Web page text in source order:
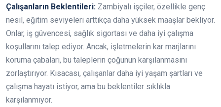
Çalışanların Beklentileri: Zambiyalı işçiler, özellikle genç
nesil, eğitim seviyeleri arttıkça daha yüksek maaşlar bekliyor.
Onlar, iş güvencesi, sağlık sigortası ve daha iyi çalışma
koşullarını talep ediyor. Ancak, işletmelerin kar marjlarını
koruma çabaları, bu taleplerin çoğunun karşılanmasını
zorlaştırıyor. Kısacası, çalışanlar daha iyi yaşam şartları ve
çalışma hayatı istiyor, ama bu beklentiler sıklıkla
karşılanmıyor.